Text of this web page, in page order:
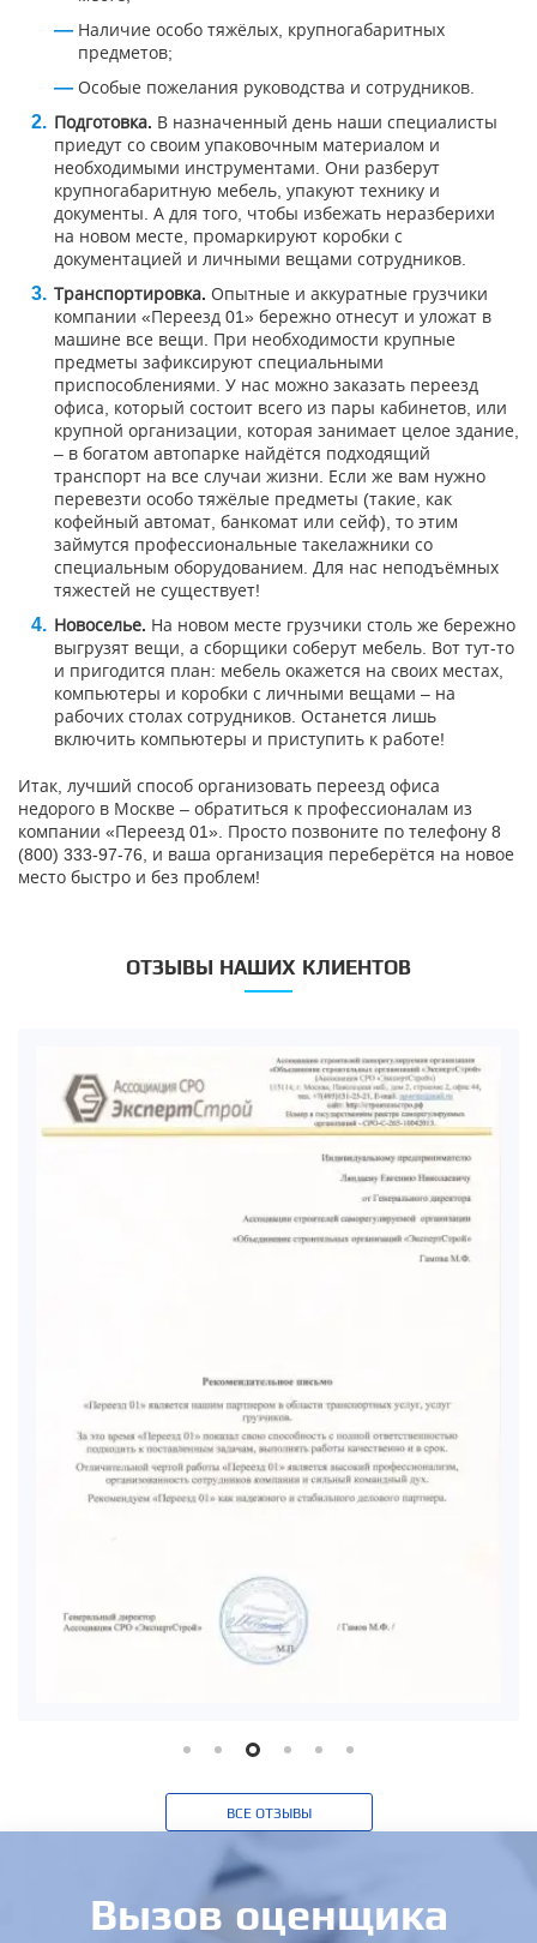
Наличие особо тяжёлых, крупногабаритных
предметов;
Особые пожелания руководства и сотрудников.
Подготовка. В назначенный день наши специалисты
приедут со своим упаковочным материалом и
необходимыми инструментами. Они разберут
крупногабаритную мебель, упакуют технику и
документы. А для того, чтобы избежать неразберихи
на новом месте, промаркируют коробки с
документацией и личными вещами сотрудников.
Транспортировка. Опытные и аккуратные грузчики
компании «Переезд 01» бережно отнесут и уложат в
машине все вещи. При необходимости крупные
предметы зафиксируют специальными
приспособлениями. У нас можно заказать переезд
офиса, который состоит всего из пары кабинетов, или
крупной организации, которая занимает целое здание,
– в богатом автопарке найдётся подходящий
транспорт на все случаи жизни. Если же вам нужно
перевезти особо тяжёлые предметы (такие, как
кофейный автомат, банкомат или сейф), то этим
займутся профессиональные такелажники со
специальным оборудованием. Для нас неподъёмных
тяжестей не существует!
Новоселье. На новом месте грузчики столь же бережно
выгрузят вещи, а сборщики соберут мебель. Вот тут-то
и пригодится план: мебель окажется на своих местах,
компьютеры и коробки с личными вещами – на
рабочих столах сотрудников. Останется лишь
включить компьютеры и приступить к работе!
Итак, лучший способ организовать переезд офиса
недорого в Москве – обратиться к профессионалам из
компании «Переезд 01». Просто позвоните по телефону 8
(800) 333-97-76, и ваша организация переберётся на новое
место быстро и без проблем!
ОТЗЫВЫ НАШИХ КЛИЕНТОВ
ВСЕ ОТЗЫВЫ
Вызов оценщика